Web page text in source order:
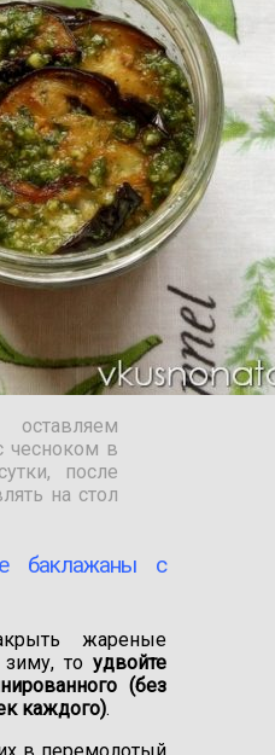
чесноком в
после
на стол
баклажаны с
жареные
то удвойте
(без
каждого).
в перемолотый